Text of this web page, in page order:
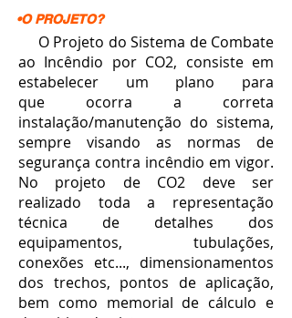
•O PROJETO?
O Projeto do Sistema de Combate
ao Incêndio por CO2, consiste em
estabelecer um plano para
que ocorra a correta
instalação/manutenção do sistema,
sempre visando as normas de
segurança contra incêndio em vigor.
No projeto de CO2 deve ser
realizado toda a representação
técnica de detalhes dos
equipamentos, tubulações,
conexões etc..., dimensionamentos
dos trechos, pontos de aplicação,
bem como memorial de cálculo e